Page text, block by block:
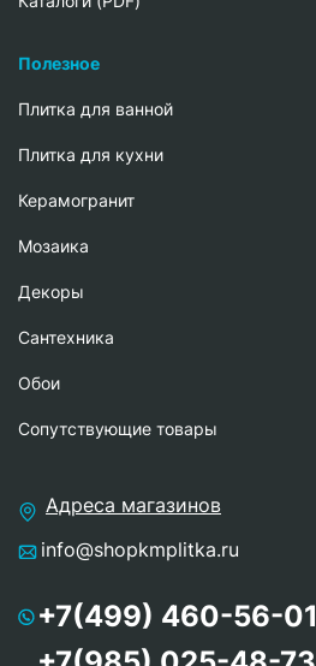
Полезное
Плитка для ванной
Плитка для кухни
Керамогранит
Мозаика
Декоры
Сантехника
Обои
Сопутствующие товары
Адреса магазинов
info@shopkmplitka.ru
+7(499) 460-56-01